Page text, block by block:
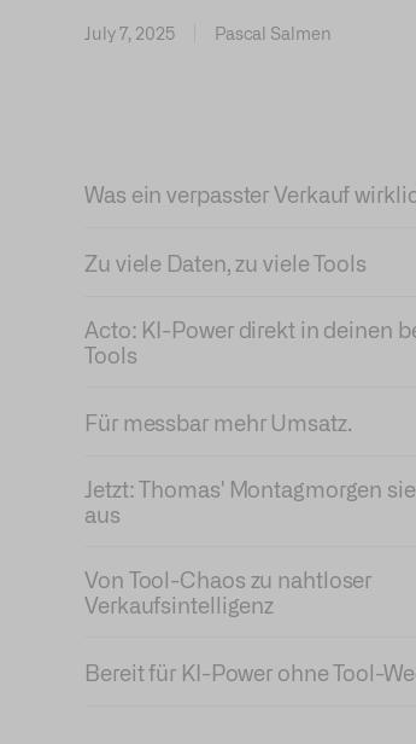
July 7, 2025 Pascal Salmen
Was ein verpasster Verkauf
Zu viele Daten, zu viele Tools
Acto: KI-Power direkt in deinen
Tools
Für messbar mehr Umsatz.
Jetzt: Thomas' Montagmorgen
aus
Von Tool-Chaos zu nahtloser
Verkaufsintelligenz
Bereit für KI-Power ohne Tool-